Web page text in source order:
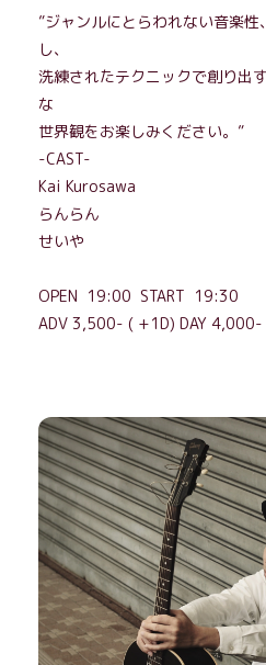
”ジャンルにとらわれない音楽
し、
洗練されたテクニックで創り出
な
世界観をお楽しみください。”
-CAST-
Kai Kurosawa
らんらん
せいや
OPEN 19:00 START 19:30
ADV 3,500- ( +1D) DAY